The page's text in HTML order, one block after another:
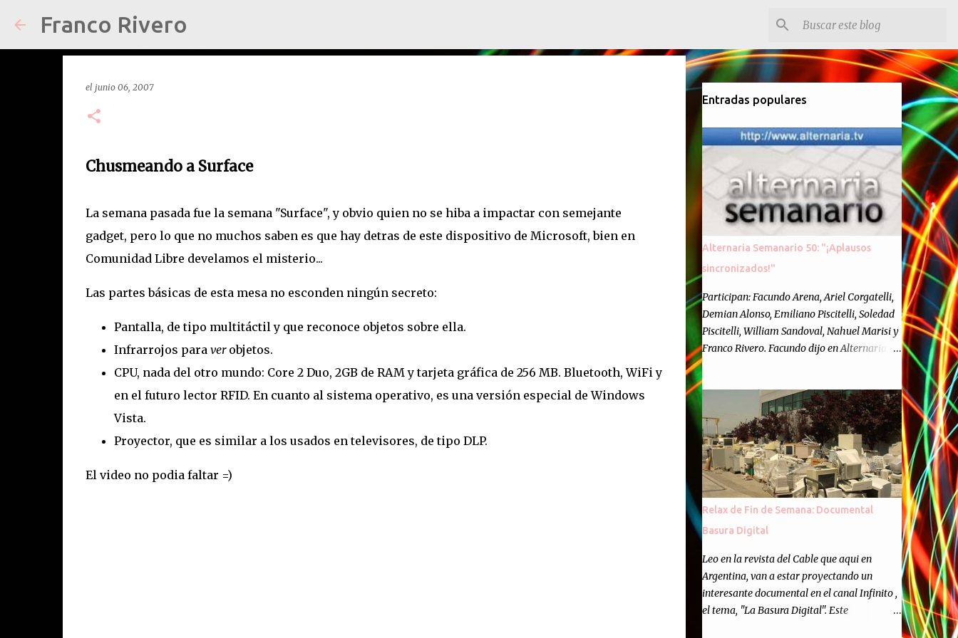
Franco Rivero
el junio 06, 2007
Chusmeando a Surface
La semana pasada fue la semana "Surface", y obvio quien no se hiba a impactar con semejante
gadget, pero lo que no muchos saben es que hay detras de este dispositivo de Microsoft, bien en
Comunidad Libre develamos el misterio...
Las partes básicas de esta mesa no esconden ningún secreto:
Pantalla, de tipo multitáctil y que reconoce objetos sobre ella.
Infrarrojos para verobjetos.
CPU, nada del otro mundo: Core 2 Duo, 2GB de RAM y tarjeta gráfica de 256 MB. Bluetooth, WiFi y
en el futuro lector RFID. En cuanto al sistema operativo, es una versión especial de Windows
Vista.
Proyector, que es similar a los usados en televisores, de tipo DLP.
El video no podia faltar =)
Entradas populares
Alternaria Semanario 50: "¡Aplausos
sincronizados!"
Participan: Facundo Arena, Ariel Corgatelli,
Demian Alonso, Emiliano Piscitelli, Soledad
Piscitelli, William Sandoval, Nahuel Marisi y
Franco Rivero. Facundo dijo en Alternaria :
Finalmente, hemos llegado a los cincuenta
episodios de Alternaria Semanario.
Cincuenta ocasiones para ponernos en
contacto con ustedes y contarles las noticias
de tecnología más importantes, desde
nuestra propia óptica: un punto de vista
independiente e informal.Para festejarlo, se
nos ocurrió que estemos todos juntos; y
cuando digo "todos" me refiero a toda la
gente que alguna vez participó en el
semanario como panelista, y a ustedes. Por
eso se nos ocurrió la idea de emitir video en
vivo. La tarea no fué facil, hubo que
coordinar horarios, preparar el estudio,
configurar muchos programejos y hacer
Relax de Fin de Semana: Documental
Basura Digital
Leo en la revista del Cable que aqui en
Argentina, van a estar proyectando un
interesante documental en el canal Infinito ,
el tema, "La Basura Digital". Este